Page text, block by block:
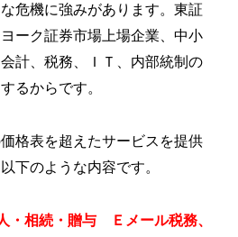
危機に強みがあります。東証
ーク証券市場上場企業、中小
計、税務、ＩＴ、内部統制の
るからです。
格表を超えたサービスを提供
下のような内容です。
・相続・贈与 Ｅメール税務、